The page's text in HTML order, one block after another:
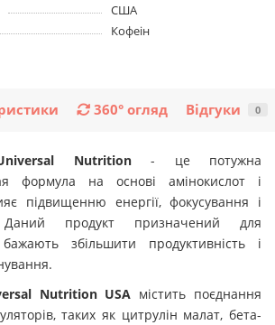
США
Кофеін
360° огляд Відгуки 0
Nutrition
- це потужна
формула на основі амінокислот і
підвищенню енергії, фокусування і
Даний продукт призначений для
збільшити продуктивність і
Nutrition USA містить поєднання
таких як цитрулін малат, бета-